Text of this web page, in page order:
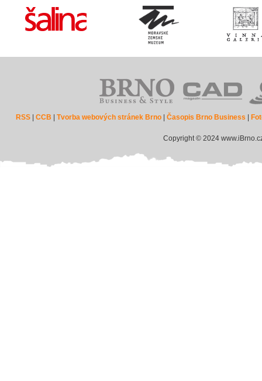
RSS |CCB |Tvorba webových stránek Brno |Časopis Brno Business
Copyright © 2024